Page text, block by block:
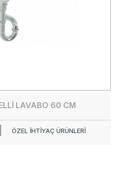
LAVABO 60 CM
ÖZEL İHTİYAÇ ÜRÜNLERİ